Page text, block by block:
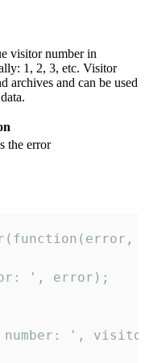
visitor number in
1, 2, 3, etc. Visitor
archives and can be used
the error
', error);
',